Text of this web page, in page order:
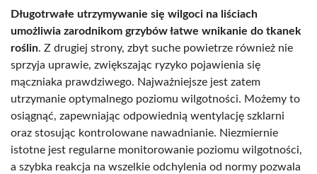
Długotrwałe utrzymywanie się wilgoci na liściach
umożliwia zarodnikom grzybów łatwe wnikanie do tkanek
roślin. Z drugiej strony, zbyt suche powietrze również nie
sprzyja uprawie, zwiększając ryzyko pojawienia się
mączniaka prawdziwego. Najważniejsze jest zatem
utrzymanie optymalnego poziomu wilgotności. Możemy to
osiągnąć, zapewniając odpowiednią wentylację szklarni
oraz stosując kontrolowane nawadnianie. Niezmiernie
istotne jest regularne monitorowanie poziomu wilgotności,
a szybka reakcja na wszelkie odchylenia od normy pozwala